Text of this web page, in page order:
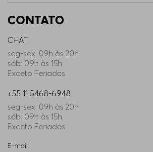
CONTATO
CHAT
seg-sex: 09h às 20h
sáb: 09h às 15h
Exceto Feriados
+55 11 5468-6948
seg-sex: 09h às 20h
sáb: 09h às 15h
Exceto Feriados
E-mail: